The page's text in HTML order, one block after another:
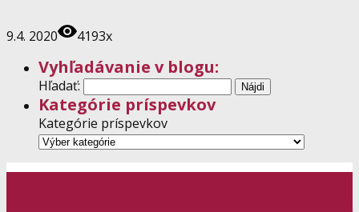
9.4. 2020 4193x
Vyhľadávanie v blogu:
Hľadať:
Kategórie príspevkov
Kategórie príspevkov